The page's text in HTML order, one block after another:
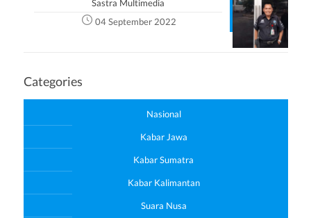
Sastra Multimedia
04 September 2022
Categories
Nasional
Kabar Jawa
Kabar Sumatra
Kabar Kalimantan
Suara Nusa